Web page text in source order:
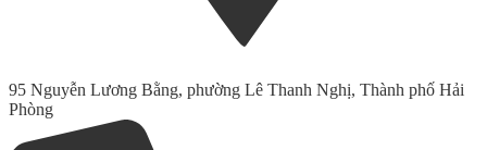
95 Nguyễn Lương Bằng, phường Lê Thanh Nghị, Thành phố Hải
Phòng